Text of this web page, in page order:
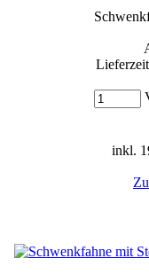
inkl.